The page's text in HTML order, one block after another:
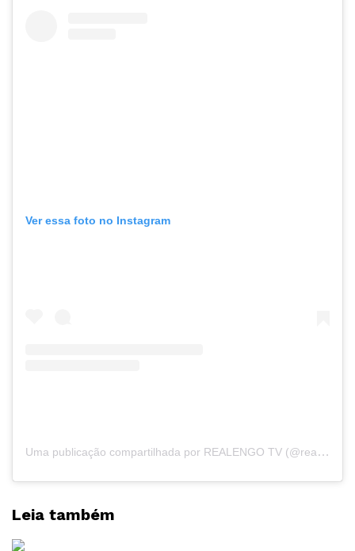
Ver essa foto no Instagram
Uma publicação compartilhada por REALENGO TV (@realengortv)
Leia também